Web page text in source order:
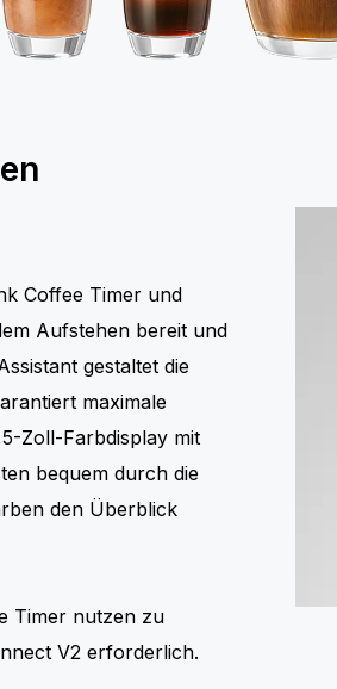
Coffee Timer und
Aufstehen bereit und
gestaltet die
maximale
Zoll-Farbdisplay mit
bequem durch die
den Überblick
Timer nutzen zu
V2 erforderlich.